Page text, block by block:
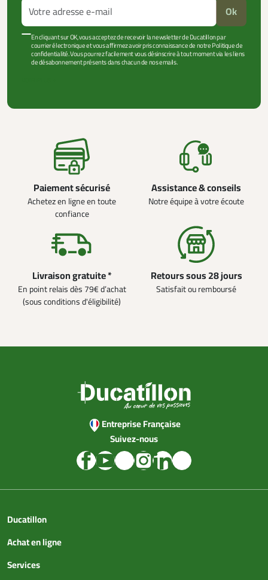
Ok
En cliquant sur OK, vous acceptez de recevoir la newsletter de Ducatillon par
courrier électronique et vous affirmez avoir pris connaissance de notre Politique de
confidentialité. Vous pourrez facilement vous désinscrire à tout moment via les liens
de désabonnement présents dans chacun de nos emails.
Paiement sécurisé
Achetez en ligne en toute
confiance
Assistance & conseils
Notre équipe à votre écoute
Livraison gratuite *
En point relais dès 79€ d’achat
(sous conditions d'éligibilité)
Retours sous 28 jours
Satisfait ou remboursé
Entreprise Française
Suivez-nous
Ducatillon
Achat en ligne
Services